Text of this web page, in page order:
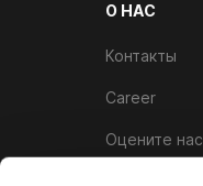
О НАС
Контакты
Career
Оцените нас